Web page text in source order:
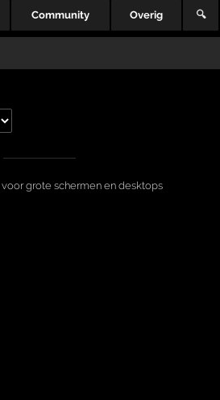
Community Overig 🔍
grote schermen en desktops